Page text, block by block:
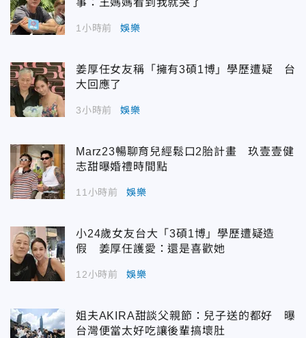
事：王媽媽看到我就哭了
1小時前 娛樂
姜厚任女友稱「擁有3碩1博」學歷遭疑 台
大回應了
3小時前 娛樂
Marz23暢聊育兒經鬆口2胎計畫 玖壹壹健
志甜曝婚禮時間點
11小時前 娛樂
小24歲女友台大「3碩1博」學歷遭疑造
假 姜厚任護愛：還是喜歡她
12小時前 娛樂
姐夫AKIRA甜談父親節：兒子送的都好 曝
台灣便當太好吃讓後輩搞壞肚